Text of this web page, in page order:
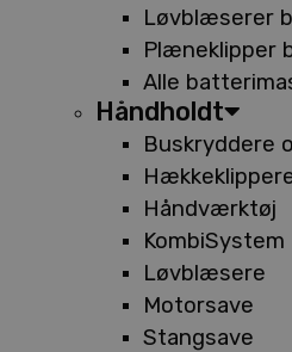
Løvblæserer
Plæneklipper
Alle
Håndholdt
Buskryddere
Håndværktøj
KombiSystem
Løvblæsere
Motorsave
Stangsave